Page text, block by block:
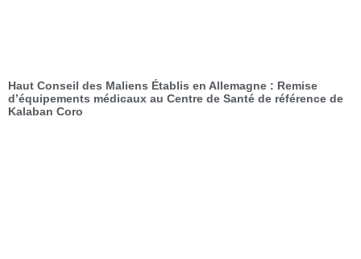
Haut Conseil des Maliens Établis en Allemagne : Remise
d’équipements médicaux au Centre de Santé de référence de
Kalaban Coro